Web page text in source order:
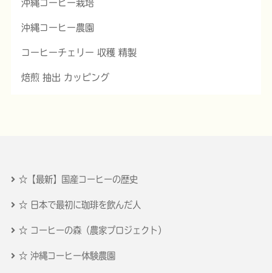
沖縄コーヒー栽培
沖縄コーヒー農園
コーヒーチェリー 収穫 精製
焙煎 抽出 カッピング
☆【最新】国産コーヒーの歴史
☆ 日本で最初に珈琲を飲んだ人
☆ コーヒーの森（農家プロジェクト）
☆ 沖縄コーヒー体験農園